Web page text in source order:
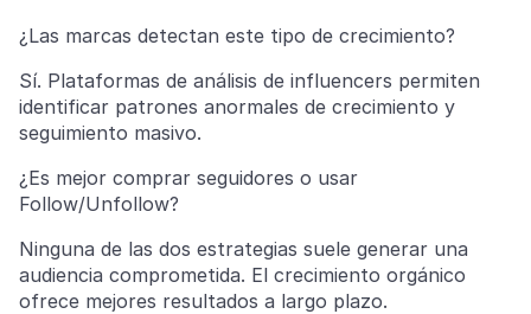
¿Las marcas detectan este tipo de crecimiento?
Sí. Plataformas de análisis de influencers permiten
identificar patrones anormales de crecimiento y
seguimiento masivo.
¿Es mejor comprar seguidores o usar
Follow/Unfollow?
Ninguna de las dos estrategias suele generar una
audiencia comprometida. El crecimiento orgánico
ofrece mejores resultados a largo plazo.